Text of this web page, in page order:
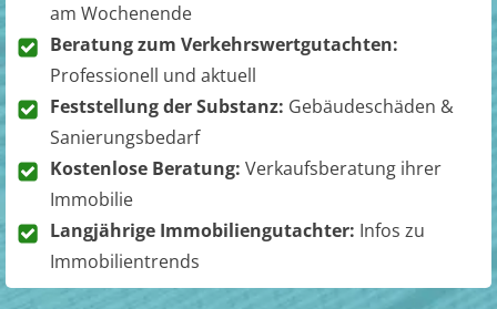
am Wochenende
Beratung zum Verkehrswertgutachten:
Professionell und aktuell
Feststellung der Substanz: Gebäudeschäden &
Sanierungsbedarf
Kostenlose Beratung: Verkaufsberatung ihrer
Immobilie
Langjährige Immobiliengutachter: Infos zu
Immobilientrends